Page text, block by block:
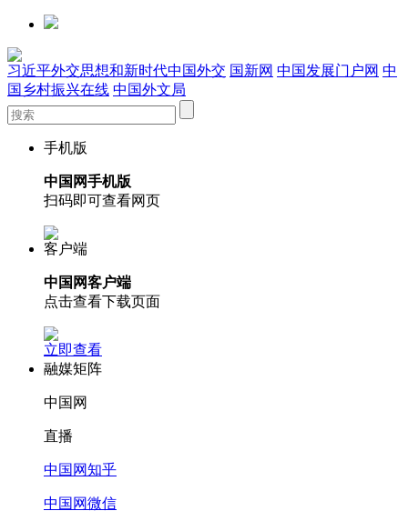
习近平外交思想和新时代中国外交 国新网 中国发展门户网 中
国乡村振兴在线 中国外文局
手机版
中国网手机版
扫码即可查看网页
客户端
中国网客户端
点击查看下载页面
立即查看
融媒矩阵
中国网
直播
中国网知乎
中国网微信